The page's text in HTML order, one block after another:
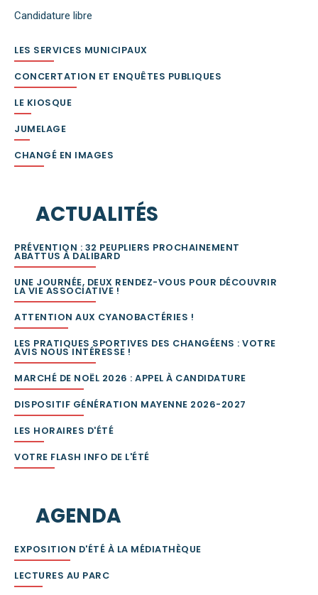
Candidature libre
LES SERVICES MUNICIPAUX
CONCERTATION ET ENQUÊTES PUBLIQUES
LE KIOSQUE
JUMELAGE
CHANGÉ EN IMAGES
ACTUALITÉS
PRÉVENTION : 32 PEUPLIERS PROCHAINEMENT
ABATTUS À DALIBARD
UNE JOURNÉE, DEUX RENDEZ-VOUS POUR DÉCOUVRIR
LA VIE ASSOCIATIVE !
ATTENTION AUX CYANOBACTÉRIES !
LES PRATIQUES SPORTIVES DES CHANGÉENS : VOTRE
AVIS NOUS INTÉRESSE !
MARCHÉ DE NOËL 2026 : APPEL À CANDIDATURE
DISPOSITIF GÉNÉRATION MAYENNE 2026-2027
LES HORAIRES D'ÉTÉ
VOTRE FLASH INFO DE L'ÉTÉ
AGENDA
EXPOSITION D'ÉTÉ À LA MÉDIATHÈQUE
LECTURES AU PARC